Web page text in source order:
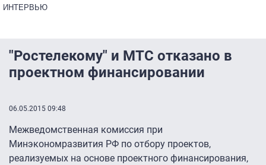
ИНТЕРВЬЮ
"Ростелекому" и МТС отказано в
проектном финансировании
06.05.2015 09:48
Межведомственная комиссия при
Минэкономразвития РФ по отбору проектов,
реализуемых на основе проектного финансирования,